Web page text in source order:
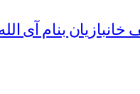
بنام آی